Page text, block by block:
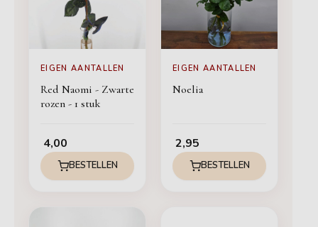
EIGEN AANTALLEN
Red Naomi - Zwarte
rozen - 1 stuk
4,00
BESTELLEN
EIGEN AANTALLEN
Noelia
2,95
BESTELLEN